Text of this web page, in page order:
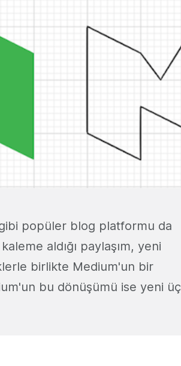
popüler blog platformu da
aldığı paylaşım, yeni
birlikte Medium'un bir
bu dönüşümü ise yeni üç